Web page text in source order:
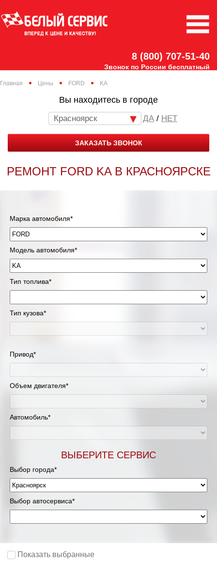
8 (800) 707-51-40
Звонок по России бесплатный
Главная Цены FORD KA
Вы находитесь в городе
Красноярск / НЕТ
ЗАКАЗАТЬ ЗВОНОК
РЕМОНТ FORD KA В КРАСНОЯРСКЕ
Марка автомобиля*
Модель автомобиля*
Тип топлива*
Тип кузова*
Привод*
Объем двигателя*
Автомобиль*
ВЫБЕРИТЕ СЕРВИС
Выбор города*
Выбор автосервиса*
Показать выбранные